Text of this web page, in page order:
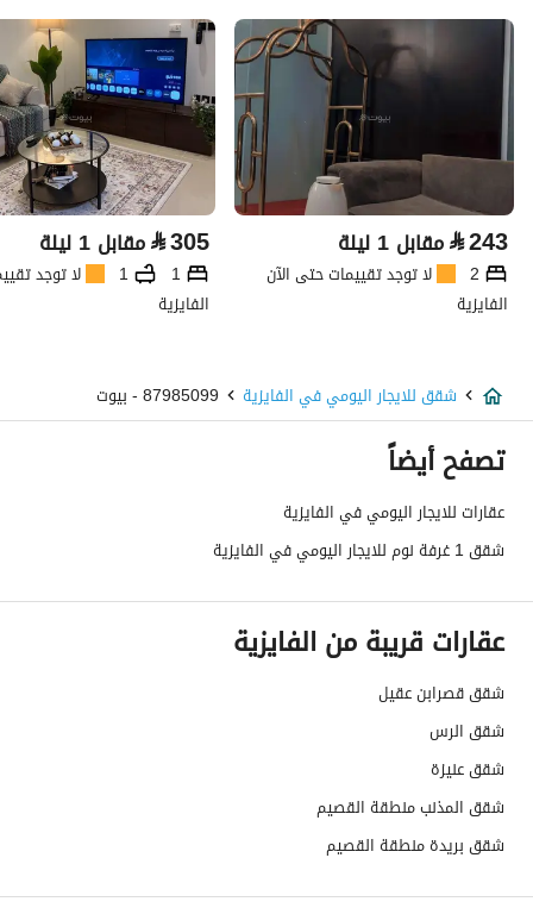
⃁243 مقابل 1 ليلة
2
لا توجد تقييمات حتى الآن
الفايزية
⃁305 مقابل 1 ليلة
1
1
لا توجد
الفايزية
شقق للايجار اليومي في الفايزية 87985099 - بيوت
تصفح أيضاً
عقارات للايجار اليومي في الفايزية
شقق 1 غرفة نوم للايجار اليومي في الفايزية
عقارات قريبة من الفايزية
شقق قصرابن عقيل
شقق الرس
شقق عنيزة
شقق المذنب منطقة القصيم
شقق بريدة منطقة القصيم